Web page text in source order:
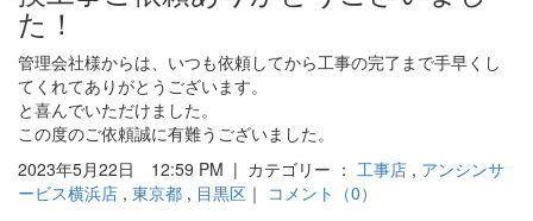
た！
管理会社様からは、いつも依頼してから工事の完了まで手早くし
てくれてありがとうございます。
と喜んでいただけました。
この度のご依頼誠に有難うございました。
2023年5月22日 12:59 PM | カテゴリー ： 工事店 , アンシンサ
ービス横浜店 , 東京都 , 目黒区 ｜ コメント（0）